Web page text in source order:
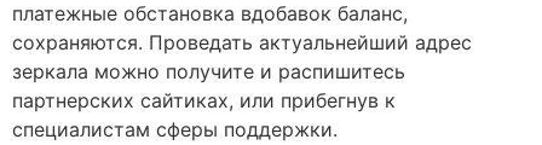
платежные обстановка вдобавок баланс,
сохраняются. Проведать актуальнейший адрес
зеркала можно получите и распишитесь
партнерских сайтиках, или прибегнув к
специалистам сферы поддержки.